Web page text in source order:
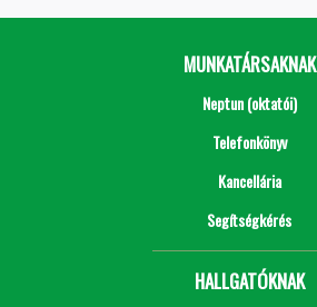
MUNKATÁRSAKNAK
Neptun (oktatói)
Telefonkönyv
Kancellária
Segítségkérés
HALLGATÓKNAK